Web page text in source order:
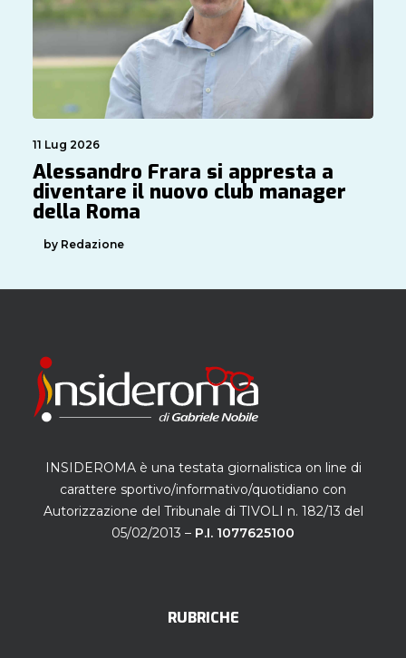
11 Lug 2026
Alessandro Frara si appresta a
diventare il nuovo club manager
della Roma
by Redazione
INSIDEROMA è una testata giornalistica on line di
carattere sportivo/informativo/quotidiano con
Autorizzazione del Tribunale di TIVOLI n. 182/13 del
05/02/2013 – P.I. 1077625100
RUBRICHE